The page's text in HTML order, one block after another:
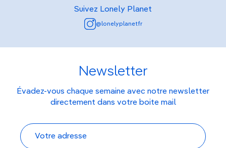
Suivez Lonely Planet
@lonelyplanetfr
Newsletter
Évadez-vous chaque semaine avec notre newsletter
directement dans votre boite mail